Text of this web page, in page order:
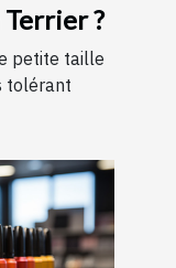
?
petite taille
tolérant